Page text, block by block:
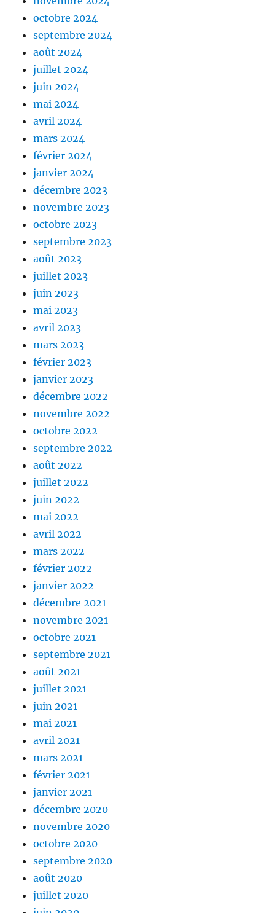
octobre 2024
septembre 2024
août 2024
juillet 2024
juin 2024
mai 2024
avril 2024
mars 2024
février 2024
janvier 2024
décembre 2023
novembre 2023
octobre 2023
septembre 2023
août 2023
juillet 2023
juin 2023
mai 2023
avril 2023
mars 2023
février 2023
janvier 2023
décembre 2022
novembre 2022
octobre 2022
septembre 2022
août 2022
juillet 2022
juin 2022
mai 2022
avril 2022
mars 2022
février 2022
janvier 2022
décembre 2021
novembre 2021
octobre 2021
septembre 2021
août 2021
juillet 2021
juin 2021
mai 2021
avril 2021
mars 2021
février 2021
janvier 2021
décembre 2020
novembre 2020
octobre 2020
septembre 2020
août 2020
juillet 2020